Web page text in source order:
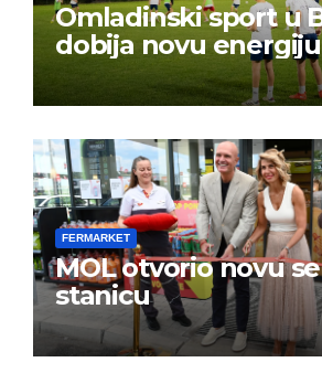
Omladinski sport u
dobija novu
FERMARKET
MOL otvorio novu
stanicu